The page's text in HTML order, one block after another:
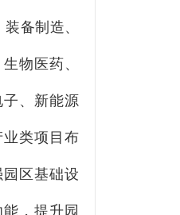
备制造、
物医药、
、新能源
类项目布
区基础设
，提升园